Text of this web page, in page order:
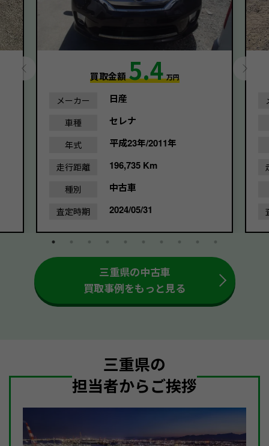
買取金額5.4 万円
メーカー 日産
車種 セレナ
年式 平成23年/2011年
走行距離 196,735 Km
種別 中古車
査定時期 2024/05/31
三重県の中古車
買取事例をもっと見る
三重県の
担当者からご挨拶